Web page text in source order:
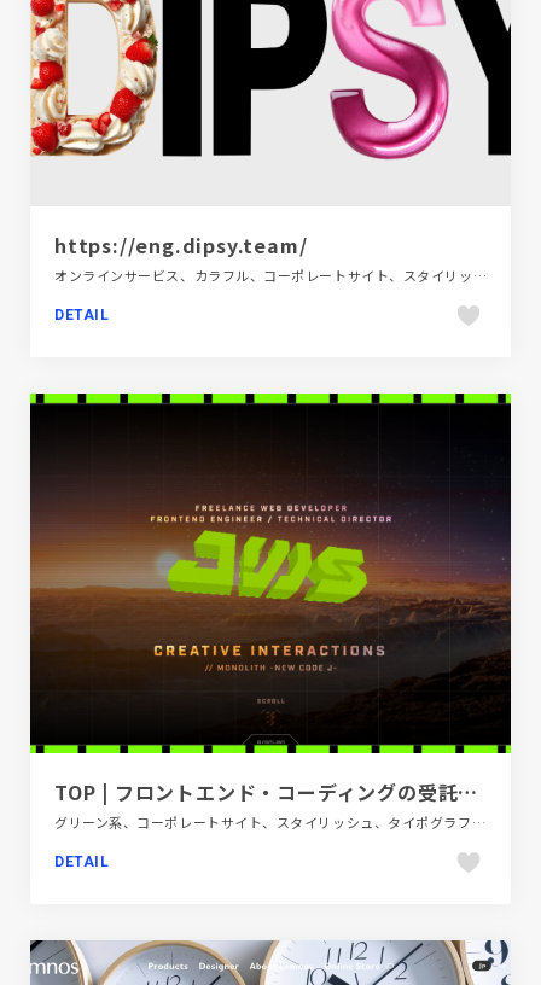
https://eng.dipsy.team/
オンラインサービス、カラフル、コーポレートサイト、スタイリッシュ、タイポグラフィー、ポップ
DETAIL
TOP | フロントエンド・コーディングの受託制作 フリーランス JWS
グリーン系、コーポレートサイト、スタイリッシュ、タイポグラフィー、デザイン・アート・音楽・文芸、ブラック系 、ポップ
DETAIL